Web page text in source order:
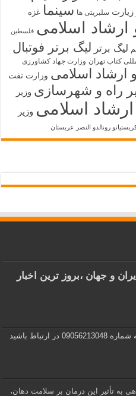
سلبریتی ها سینما غزه
ارشاد اسلامی فلسطین
لیگ برتر لیگ برتر فوتبال
کتاب تهران وزارت جهاد کشاورزی
ارشاد اسلامی وزارت نفت
راه و شهرسازی وزیر
اسلامی وزیر
رونالدو النصر عربستان
و جهان ،بروز ترین اخبار
باشید
به تأثیر این درمان بر سلامت دهان،